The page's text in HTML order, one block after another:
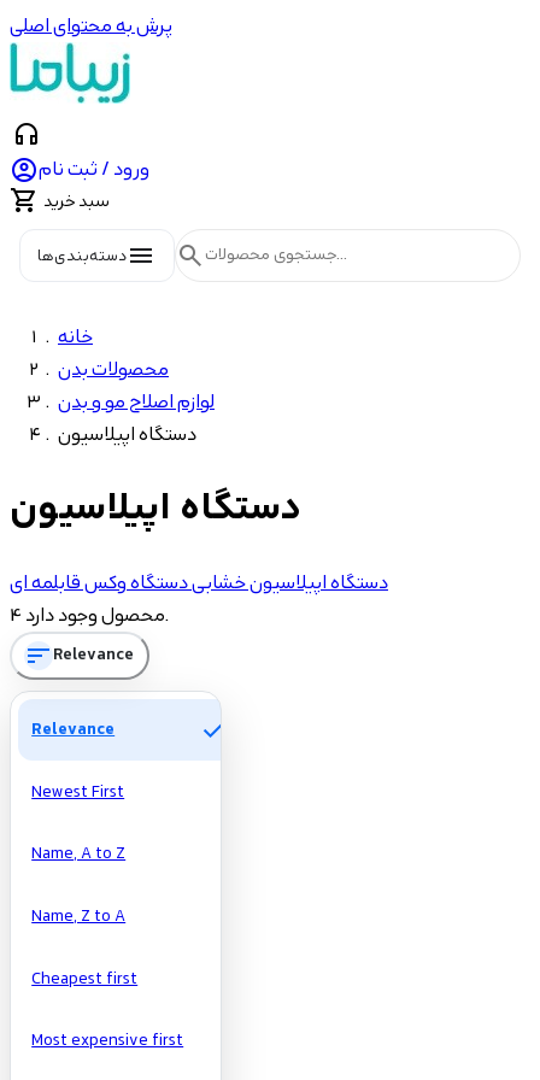
پرش به محتوای اصلی
headphones
ورود / ثبت نام
 سبد خرید
menuدسته‌بندی‌ها search
خانه
محصولات بدن
لوازم اصلاح مو و بدن
دستگاه اپیلاسیون
دستگاه اپیلاسیون خشابی
دستگاه وکس قابلمه ای
Price
دستگاه اپیلاسیون
دستگاه اپیلاسیون خشابیدستگاه وکس قابلمه ای
4 محصول وجود دارد.
sortRelevance
Relevance check
Newest First
Name, A to Z
Name, Z to A
Cheapest first
Most expensive first